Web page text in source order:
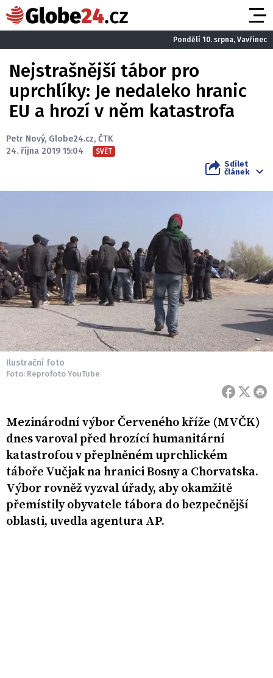
Pondělí 10. srpna, Vavřinec
Nejstrašnější tábor pro
uprchlíky: Je nedaleko hranic
EU a hrozí v něm katastrofa
Petr Nový, Globe24.cz, ČTK
24. října 2019 15:04
SVĚT
Sdílet
článek
Ilustrační foto
Foto: Reprofoto YouTube
Mezinárodní výbor Červeného kříže (MVČK)
dnes varoval před hrozící humanitární
katastrofou v přeplněném uprchlickém
táboře Vučjak na hranici Bosny a Chorvatska.
Výbor rovněž vyzval úřady, aby okamžitě
přemístily obyvatele tábora do bezpečnější
oblasti, uvedla agentura AP.